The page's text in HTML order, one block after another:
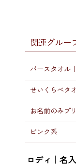
関連グルー
バースタオル
せいくらべタ
お名前のみプ
ピンク系
ロディ｜名